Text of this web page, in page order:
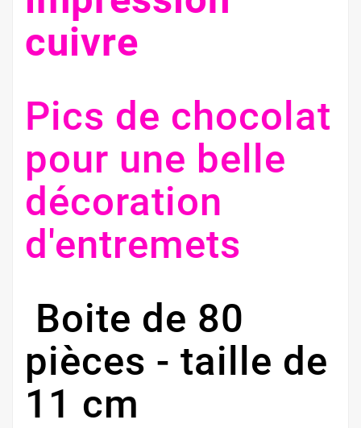
cuivre
Pics de chocolat
pour une belle
décoration
d'entremets
Boite de 80
pièces - taille de
11 cm